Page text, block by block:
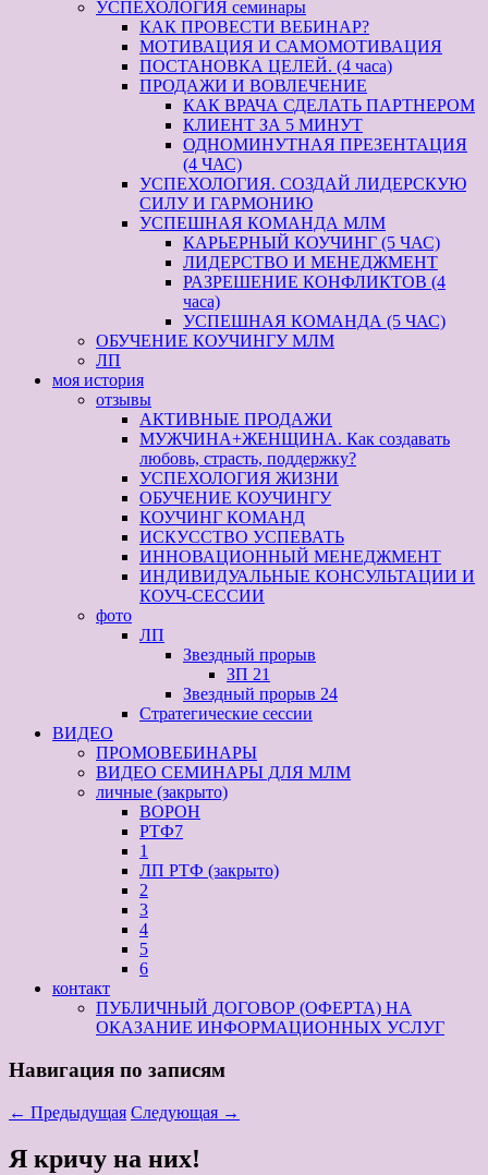
УСПЕХОЛОГИЯ семинары
КАК ПРОВЕСТИ ВЕБИНАР?
МОТИВАЦИЯ И САМОМОТИВАЦИЯ
ПОСТАНОВКА ЦЕЛЕЙ. (4 часа)
ПРОДАЖИ И ВОВЛЕЧЕНИЕ
КАК ВРАЧА СДЕЛАТЬ ПАРТНЕРОМ
КЛИЕНТ ЗА 5 МИНУТ
ОДНОМИНУТНАЯ ПРЕЗЕНТАЦИЯ
(4 ЧАС)
УСПЕХОЛОГИЯ. СОЗДАЙ ЛИДЕРСКУЮ
СИЛУ И ГАРМОНИЮ
УСПЕШНАЯ КОМАНДА МЛМ
КАРЬЕРНЫЙ КОУЧИНГ (5 ЧАС)
ЛИДЕРСТВО И МЕНЕДЖМЕНТ
РАЗРЕШЕНИЕ КОНФЛИКТОВ (4
часа)
УСПЕШНАЯ КОМАНДА (5 ЧАС)
ОБУЧЕНИЕ КОУЧИНГУ МЛМ
ЛП
моя история
отзывы
АКТИВНЫЕ ПРОДАЖИ
МУЖЧИНА+ЖЕНЩИНА. Как создавать
любовь, страсть, поддержку?
УСПЕХОЛОГИЯ ЖИЗНИ
ОБУЧЕНИЕ КОУЧИНГУ
КОУЧИНГ КОМАНД
ИСКУССТВО УСПЕВАТЬ
ИННОВАЦИОННЫЙ МЕНЕДЖМЕНТ
ИНДИВИДУАЛЬНЫЕ КОНСУЛЬТАЦИИ И
КОУЧ-СЕССИИ
фото
ЛП
Звездный прорыв
ЗП 21
Звездный прорыв 24
Стратегические сессии
ВИДЕО
ПРОМОВЕБИНАРЫ
ВИДЕО СЕМИНАРЫ ДЛЯ МЛМ
личные (закрыто)
ВОРОН
РТФ7
1
ЛП РТФ (закрыто)
2
3
4
5
6
контакт
ПУБЛИЧНЫЙ ДОГОВОР (ОФЕРТА) НА
ОКАЗАНИЕ ИНФОРМАЦИОННЫХ УСЛУГ
Навигация по записям
← Предыдущая Следующая →
Я кричу на них!